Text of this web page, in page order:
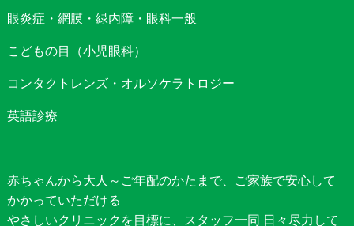
眼炎症・網膜・緑内障・眼科一般
こどもの目（小児眼科）
コンタクトレンズ・オルソケラトロジー
英語診療
赤ちゃんから大人～ご年配のかたまで、ご家族で安心して
かかっていただける
やさしいクリニックを目標に、スタッフ一同 日々尽力して